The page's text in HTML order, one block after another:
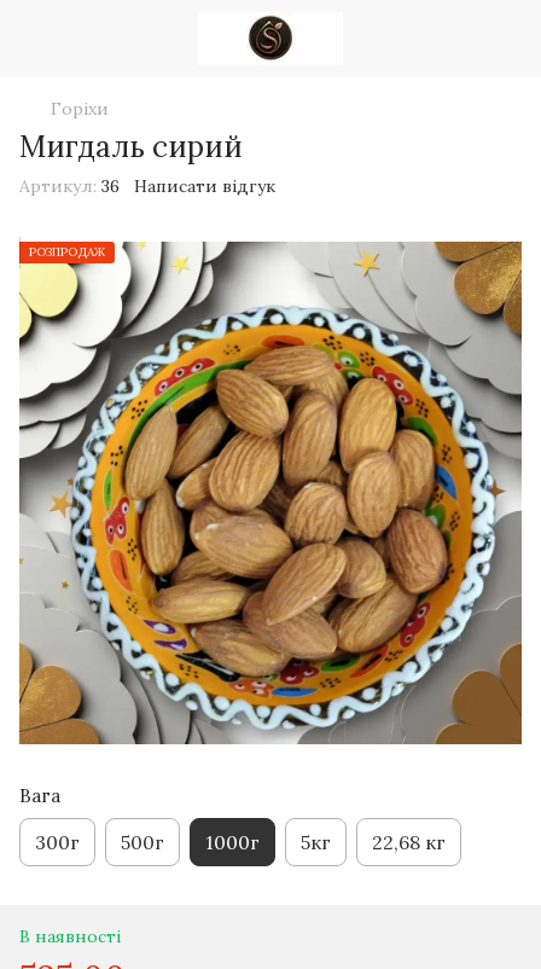
Горіхи
Мигдаль сирий
Артикул: 36 Написати відгук
РОЗПРОДАЖ
Вага
300г 500г 1000г 5кг 22,68 кг
В наявності